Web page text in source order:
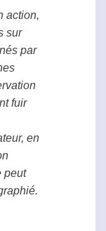
action,
sur
par
fuir
en
peut